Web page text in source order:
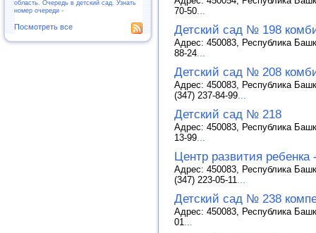
область. Очередь в детский сад. Узнать
номер очереди -
Посмотреть все
70-50
Детский сад № 198
Адрес: 450083, Республика
88-24
Детский сад № 208
Адрес: 450083, Республика
(347) 237-84-99
Детский сад № 218
Адрес: 450083, Республика
13-99
Центр развития
Адрес: 450083, Республика
(347) 223-05-11
Детский сад № 238
Адрес: 450083, Республика
01